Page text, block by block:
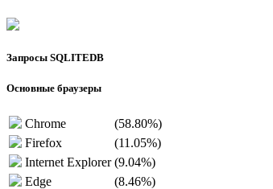
Запросы SQLITEDB
Основные браузеры
Chrome
(58.80%)
Firefox
(11.05%)
Internet Explorer (9.04%)
Edge
(8.46%)